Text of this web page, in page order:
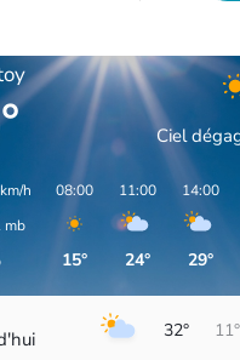
Ciel
h
mb
08:00
15°
11:00
24°
14:00
29°
32° 11°